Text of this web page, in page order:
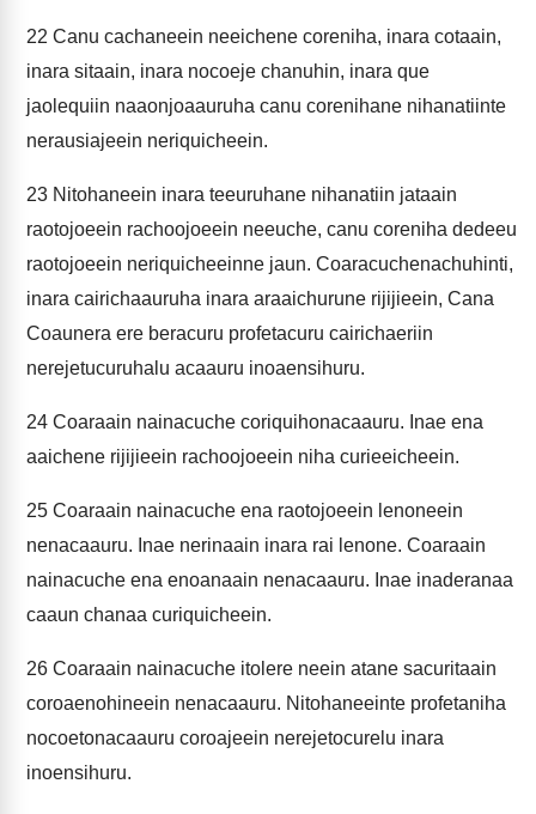
22 Canu cachaneein neeichene coreniha, inara cotaain,
inara sitaain, inara nocoeje chanuhin, inara que
jaolequiin naaonjoaauruha canu corenihane nihanatiinte
nerausiajeein neriquicheein.
23 Nitohaneein inara teeuruhane nihanatiin jataain
raotojoeein rachoojoeein neeuche, canu coreniha dedeeu
raotojoeein neriquicheeinne jaun. Coaracuchenachuhinti,
inara cairichaauruha inara araaichurune rijijieein, Cana
Coaunera ere beracuru profetacuru cairichaeriin
nerejetucuruhalu acaauru inoaensihuru.
24 Coaraain nainacuche coriquihonacaauru. Inae ena
aaichene rijijieein rachoojoeein niha curieeicheein.
25 Coaraain nainacuche ena raotojoeein lenoneein
nenacaauru. Inae nerinaain inara rai lenone. Coaraain
nainacuche ena enoanaain nenacaauru. Inae inaderanaa
caaun chanaa curiquicheein.
26 Coaraain nainacuche itolere neein atane sacuritaain
coroaenohineein nenacaauru. Nitohaneeinte profetaniha
nocoetonacaauru coroajeein nerejetocurelu inara
inoensihuru.